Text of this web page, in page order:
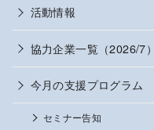
活動情報
協力企業一覧（2026/7）
今月の支援プログラム
セミナー告知